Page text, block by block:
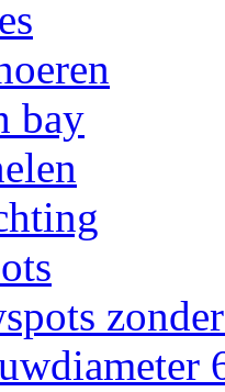
bay